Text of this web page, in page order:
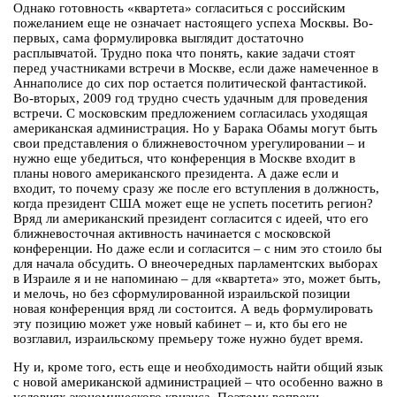
Однако готовность «квартета» согласиться с российским
пожеланием еще не означает настоящего успеха Москвы. Во-
первых, сама формулировка выглядит достаточно
расплывчатой. Трудно пока что понять, какие задачи стоят
перед участниками встречи в Москве, если даже намеченное в
Аннаполисе до сих пор остается политической фантастикой.
Во-вторых, 2009 год трудно счесть удачным для проведения
встречи. С московским предложением согласилась уходящая
американская администрация. Но у Барака Обамы могут быть
свои представления о ближневосточном урегулировании – и
нужно еще убедиться, что конференция в Москве входит в
планы нового американского президента. А даже если и
входит, то почему сразу же после его вступления в должность,
когда президент США может еще не успеть посетить регион?
Вряд ли американский президент согласится с идеей, что его
ближневосточная активность начинается с московской
конференции. Но даже если и согласится – с ним это стоило бы
для начала обсудить. О внеочередных парламентских выборах
в Израиле я и не напоминаю – для «квартета» это, может быть,
и мелочь, но без сформулированной израильской позиции
новая конференция вряд ли состоится. А ведь формулировать
эту позицию может уже новый кабинет – и, кто бы его не
возглавил, израильскому премьеру тоже нужно будет время.
Ну и, кроме того, есть еще и необходимость найти общий язык
с новой американской администрацией – что особенно важно в